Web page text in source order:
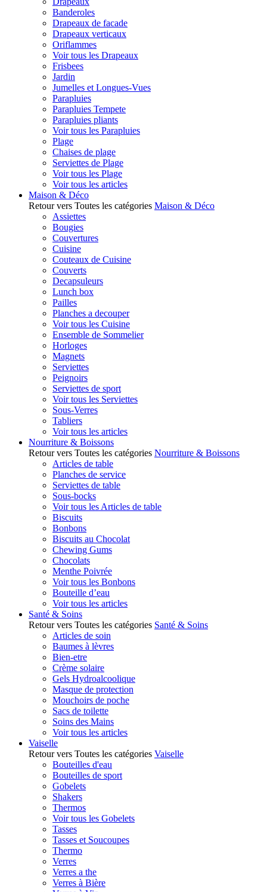
Banderoles
Drapeaux de facade
Drapeaux verticaux
Oriflammes
Voir tous les Drapeaux
Frisbees
Jardin
Jumelles et Longues-Vues
Parapluies
Parapluies Tempete
Parapluies pliants
Voir tous les Parapluies
Plage
Chaises de plage
Serviettes de Plage
Voir tous les Plage
Voir tous les articles
Maison & Déco
Retour vers Toutes les catégories Maison & Déco
Assiettes
Bougies
Couvertures
Cuisine
Couteaux de Cuisine
Couverts
Decapsuleurs
Lunch box
Pailles
Planches a decouper
Voir tous les Cuisine
Ensemble de Sommelier
Horloges
Magnets
Serviettes
Peignoirs
Serviettes de sport
Voir tous les Serviettes
Sous-Verres
Tabliers
Voir tous les articles
Nourriture & Boissons
Retour vers Toutes les catégories Nourriture & Boissons
Articles de table
Planches de service
Serviettes de table
Sous-bocks
Voir tous les Articles de table
Biscuits
Bonbons
Biscuits au Chocolat
Chewing Gums
Chocolats
Menthe Poivrée
Voir tous les Bonbons
Bouteille d’eau
Voir tous les articles
Santé & Soins
Retour vers Toutes les catégories Santé & Soins
Articles de soin
Baumes à lèvres
Bien-etre
Crème solaire
Gels Hydroalcoolique
Masque de protection
Mouchoirs de poche
Sacs de toilette
Soins des Mains
Voir tous les articles
Vaiselle
Retour vers Toutes les catégories Vaiselle
Bouteilles d'eau
Bouteilles de sport
Gobelets
Shakers
Thermos
Voir tous les Gobelets
Tasses
Tasses et Soucoupes
Thermo
Verres
Verres a the
Verres à Bière